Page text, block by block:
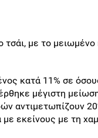
με το μειωμένο
κατά 11% σε
μέγιστη
αντιμετωπίζουν
με εκείνους με τη